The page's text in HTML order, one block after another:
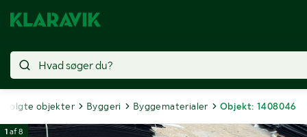
Solgte objekter Byggeri Byggematerialer Objekt: 1408046
1 af8